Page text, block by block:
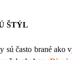
ŠTÝL
často brané ako